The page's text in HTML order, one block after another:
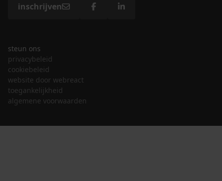
inschrijven
steun ons
privacybeleid
cookiebeleid
website door webreact
toegankelijkheid
algemene voorwaarden